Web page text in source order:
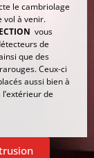
le cambriolage
vol à venir.
vous
de
que des
Ceux-ci
aussi bien à
l’extérieur de